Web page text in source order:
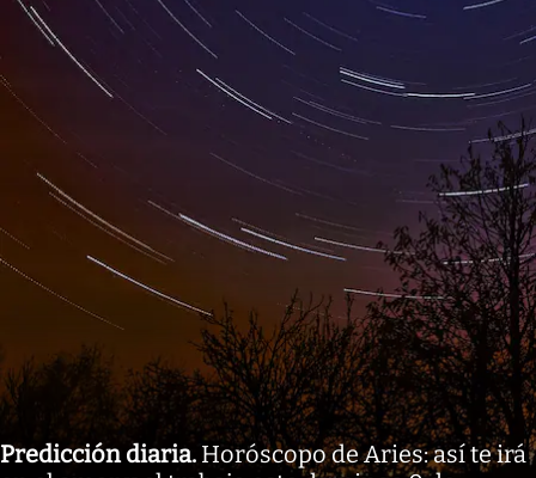
Predicción diaria. Horóscopo de Aries: así te irá